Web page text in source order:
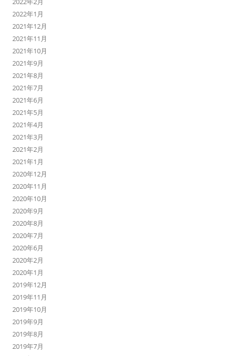
2022年1月
2021年12月
2021年11月
2021年10月
2021年9月
2021年8月
2021年7月
2021年6月
2021年5月
2021年4月
2021年3月
2021年2月
2021年1月
2020年12月
2020年11月
2020年10月
2020年9月
2020年8月
2020年7月
2020年6月
2020年2月
2020年1月
2019年12月
2019年11月
2019年10月
2019年9月
2019年8月
2019年7月